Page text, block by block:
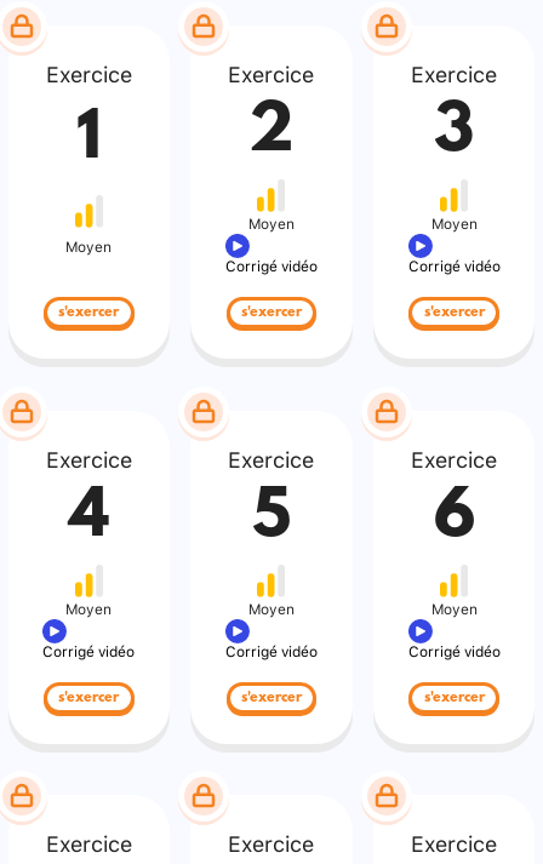
Exercice
1
Moyen
s'exercer
Exercice
2
Moyen
Corrigé vidéo
s'exercer
Exercice
3
Moyen
Corrigé vidéo
s'exercer
Exercice
4
Moyen
Corrigé vidéo
s'exercer
Exercice
5
Moyen
Corrigé vidéo
s'exercer
Exercice
6
Moyen
Corrigé vidéo
s'exercer
Exercice Exercice Exercice